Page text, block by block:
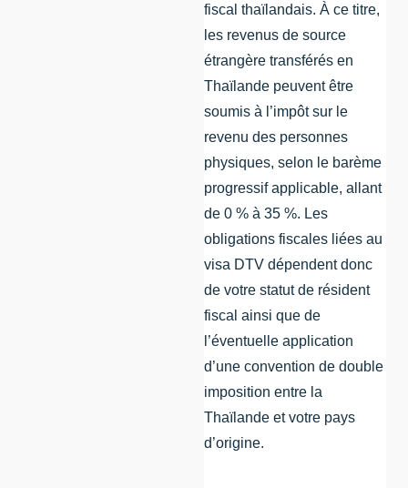
fiscal thaïlandais. À ce titre,
les revenus de source
étrangère transférés en
Thaïlande peuvent être
soumis à l’impôt sur le
revenu des personnes
physiques, selon le barème
progressif applicable, allant
de 0 % à 35 %. Les
obligations fiscales liées au
visa DTV dépendent donc
de votre statut de résident
fiscal ainsi que de
l’éventuelle application
d’une convention de double
imposition entre la
Thaïlande et votre pays
d’origine.